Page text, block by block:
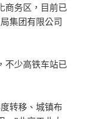
商务区，目前已
集团有限公司
不少高铁车站已
转移、城镇布